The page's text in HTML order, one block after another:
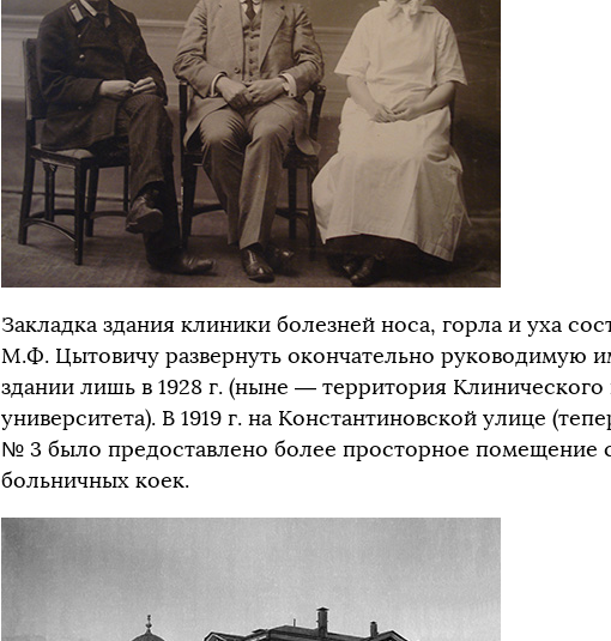
Закладка здания клиники болезней носа, горла и уха
М.Ф. Цытовичу развернуть окончательно руководимую
здании лишь в 1928 г. (ныне — территория
университета). В 1919 г. на Константиновской улице
№ 3 было предоставлено более просторное помещение
больничных коек.